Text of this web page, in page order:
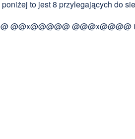
to jest 8 przylegających do
@@x@@@@@ @@@x@@@@